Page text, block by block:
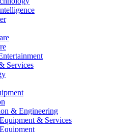
Services
& Engineering
& Services